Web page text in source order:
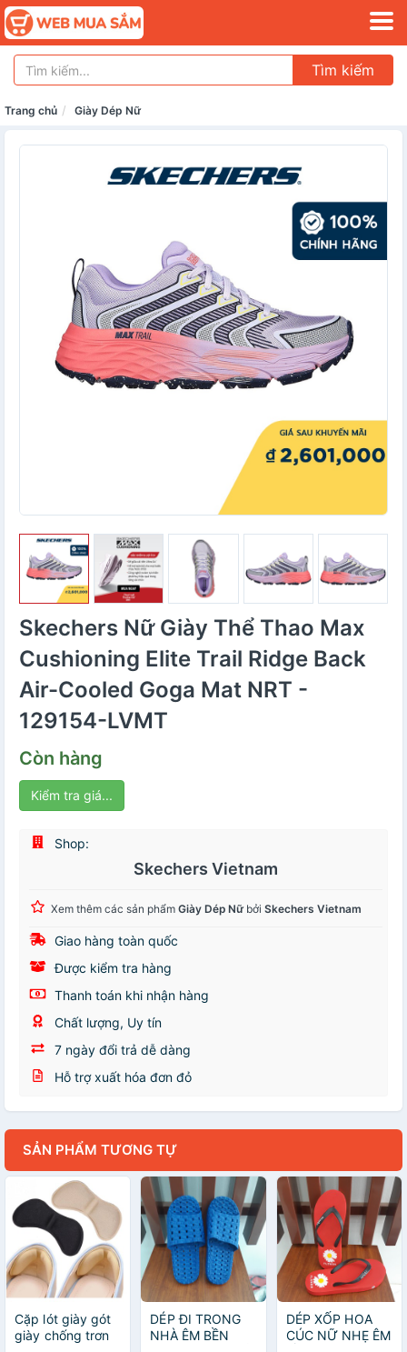
Tìm kiếm
Trang chủ Giày Dép Nữ
Skechers Nữ Giày Thể Thao Max
Cushioning Elite Trail Ridge Back
Air-Cooled Goga Mat NRT -
129154-LVMT
Còn hàng
Kiểm tra giá...
Shop:
Skechers Vietnam
Xem thêm các sản phẩm Giày Dép Nữbởi Skechers Vietnam
Giao hàng toàn quốc
Được kiểm tra hàng
Thanh toán khi nhận hàng
Chất lượng, Uy tín
7 ngày đổi trả dễ dàng
Hỗ trợ xuất hóa đơn đỏ
SẢN PHẨM TƯƠNG TỰ
Cặp lót giày gót
giày chống trơn
DÉP ĐI TRONG
NHÀ ÊM BỀN
DÉP XỐP HOA
CÚC NỮ NHẸ ÊM